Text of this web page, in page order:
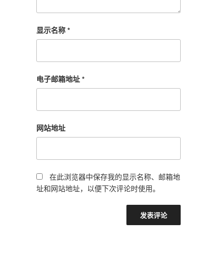
显示名称*
电子邮箱地址*
网站地址
在此浏览器中保存我的显示名称、邮箱地
址和网站地址，以便下次评论时使用。